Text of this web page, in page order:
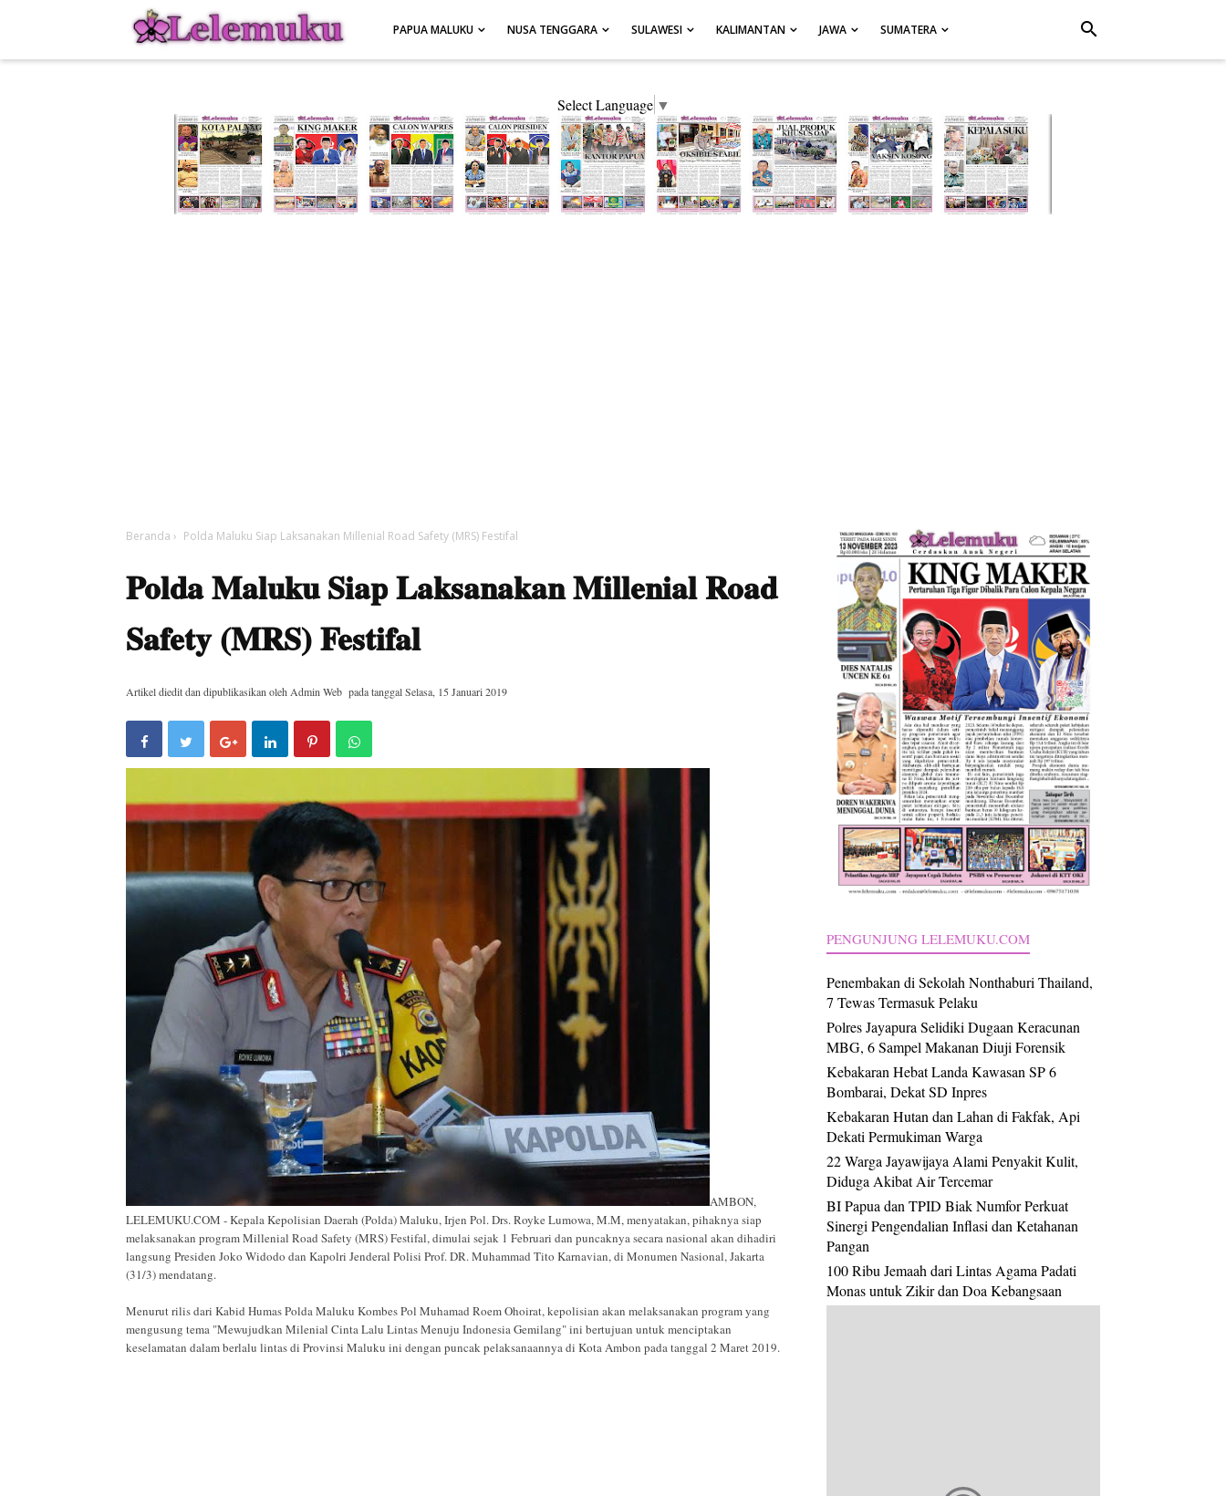
PAPUA MALUKU NUSA TENGGARA SULAWESI KALIMANTAN JAWA SUMATERA search
Select Language ▼
Beranda › Polda Maluku Siap Laksanakan Millenial Road Safety (MRS) Festifal
Polda Maluku Siap Laksanakan Millenial Road
Safety (MRS) Festifal
Artikel diedit dan dipublikasikan oleh Admin Web pada tanggalSelasa, 15 Januari 2019
AMBON,
LELEMUKU.COM - Kepala Kepolisian Daerah (Polda) Maluku, Irjen Pol. Drs. Royke Lumowa, M.M, menyatakan, pihaknya siap
melaksanakan program Millenial Road Safety (MRS) Festifal, dimulai sejak 1 Februari dan puncaknya secara nasional akan dihadiri
langsung Presiden Joko Widodo dan Kapolri Jenderal Polisi Prof. DR. Muhammad Tito Karnavian, di Monumen Nasional, Jakarta
(31/3) mendatang.
Menurut rilis dari Kabid Humas Polda Maluku Kombes Pol Muhamad Roem Ohoirat, kepolisian akan melaksanakan program yang
mengusung tema "Mewujudkan Milenial Cinta Lalu Lintas Menuju Indonesia Gemilang" ini bertujuan untuk menciptakan
keselamatan dalam berlalu lintas di Provinsi Maluku ini dengan puncak pelaksanaannya di Kota Ambon pada tanggal 2 Maret 2019.
PENGUNJUNG LELEMUKU.COM
Penembakan di Sekolah Nonthaburi Thailand,
7 Tewas Termasuk Pelaku
Polres Jayapura Selidiki Dugaan Keracunan
MBG, 6 Sampel Makanan Diuji Forensik
Kebakaran Hebat Landa Kawasan SP 6
Bombarai, Dekat SD Inpres
Kebakaran Hutan dan Lahan di Fakfak, Api
Dekati Permukiman Warga
22 Warga Jayawijaya Alami Penyakit Kulit,
Diduga Akibat Air Tercemar
BI Papua dan TPID Biak Numfor Perkuat
Sinergi Pengendalian Inflasi dan Ketahanan
Pangan
100 Ribu Jemaah dari Lintas Agama Padati
Monas untuk Zikir dan Doa Kebangsaan